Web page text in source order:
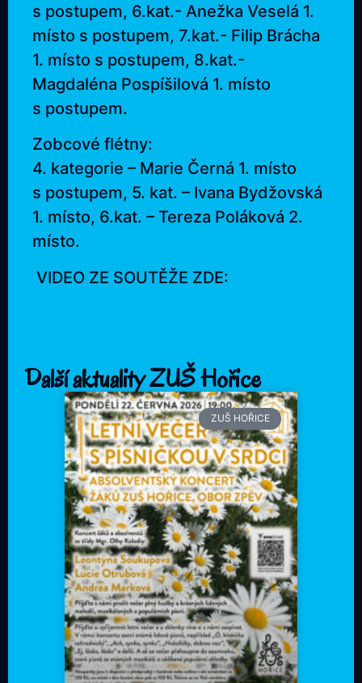
s postupem, 6.kat.- Anežka Veselá 1.
místo s postupem, 7.kat.- Filip Brácha
1. místo s postupem, 8.kat.-
Magdaléna Pospíšilová 1. místo
s postupem.
Zobcové flétny:
4. kategorie – Marie Černá 1. místo
s postupem, 5. kat. – Ivana Bydžovská
1. místo, 6.kat. – Tereza Poláková 2.
místo.
VIDEO ZE SOUTĚŽE ZDE:
Další aktuality ZUŠ Hořice
ZUŠ HOŘICE